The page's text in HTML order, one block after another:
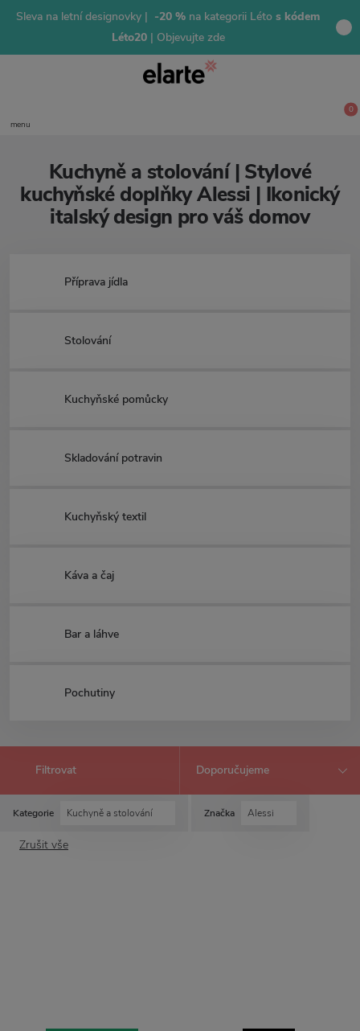
Sleva na letní designovky | -20 % na kategorii Léto s kódem
Léto20 | Objevujte zde
menu
0
Kuchyně a stolování | Stylové
kuchyňské doplňky Alessi | Ikonický
italský design pro váš domov
Příprava jídla
Stolování
Kuchyňské pomůcky
Skladování potravin
Kuchyňský textil
Káva a čaj
Bar a láhve
Pochutiny
Filtrovat
Kategorie Kuchyně a stolování Značka Alessi
Zrušit vše